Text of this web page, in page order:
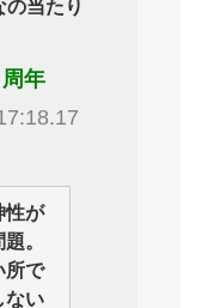
の当たり
年
性が
。
所で
ない